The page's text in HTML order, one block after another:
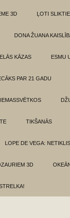
3D ĻOTI
DONA ŽUANA
KĀZAS ESMU
PAR 21 GADU
TIKŠANĀS
LOPE DE VEGA:
3D